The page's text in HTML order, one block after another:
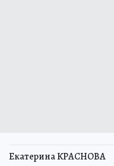
Екатерина КРАСНОВА